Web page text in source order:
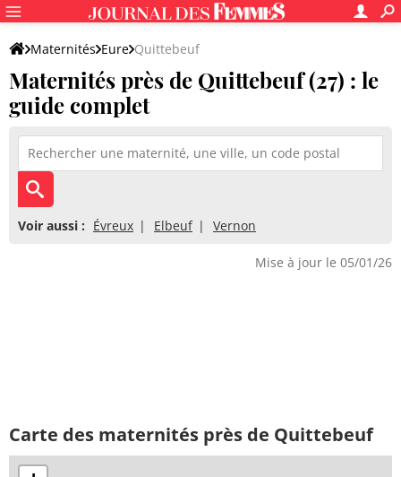
Maternités Eure Quittebeuf
Maternités près de Quittebeuf (27) : le
guide complet
Voir aussi : Évreux Elbeuf Vernon
Mise à jour le 05/01/26
Carte des maternités près de Quittebeuf